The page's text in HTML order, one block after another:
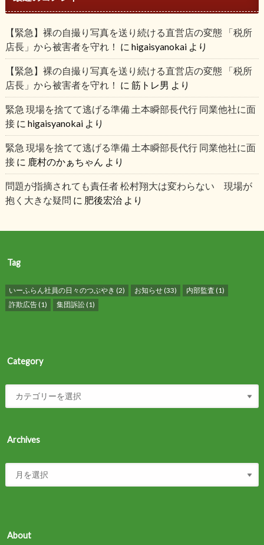
【緊急】裸の自撮り写真を送り続ける直営店の変態 「税所
店長」から被害者を守れ！ に higaisyanokaiより
【緊急】裸の自撮り写真を送り続ける直営店の変態 「税所
店長」から被害者を守れ！ に 筋トレ男 より
緊急 現場を捨てて逃げる準備 土本瞬部長代行 同業他社に面
接に higaisyanokaiより
緊急 現場を捨てて逃げる準備 土本瞬部長代行 同業他社に面
接に 鹿村のかぁちゃん より
問題が指摘されても責任者 松村翔大は変わらない 現場が
抱く大きな疑問 に 肥後宏治より
Tag
いーふらん社員の日々のつぶやき (2) お知らせ(33) 内部監査 (1)
詐欺広告(1) 集団訴訟(1)
Category
Archives
About